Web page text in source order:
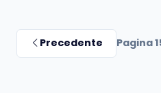
Precedente Pagina